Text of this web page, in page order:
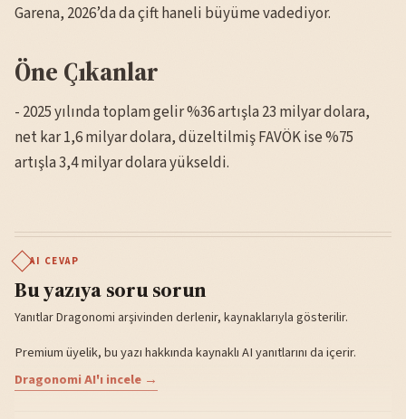
Garena, 2026’da da çift haneli büyüme vadediyor.
Öne Çıkanlar
- 2025 yılında toplam gelir %36 artışla 23 milyar dolara,
net kar 1,6 milyar dolara, düzeltilmiş FAVÖK ise %75
artışla 3,4 milyar dolara yükseldi.
AI CEVAP
Bu yazıya soru sorun
Yanıtlar Dragonomi arşivinden derlenir, kaynaklarıyla gösterilir.
Premium üyelik, bu yazı hakkında kaynaklı AI yanıtlarını da içerir.
Dragonomi AI'ı incele →